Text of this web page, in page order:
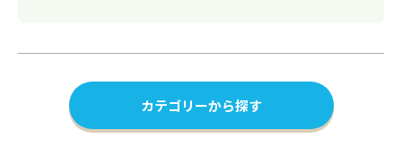
カテゴリーから探す